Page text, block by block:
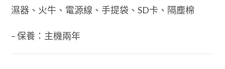
濕器、火牛、電源線、手提袋、SD卡、隔塵棉
– 保養：主機兩年